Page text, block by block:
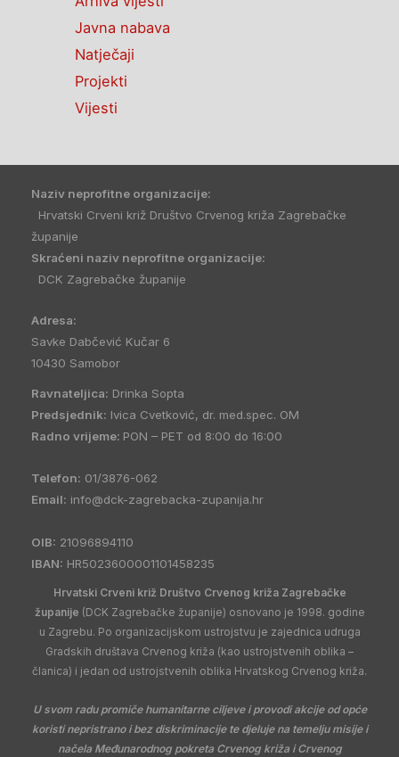
Javna nabava
Natječaji
Projekti
Vijesti
Naziv neprofitne organizacije:
Hrvatski Crveni križ Društvo Crvenog križa Zagrebačke
županije
Skraćeni naziv neprofitne organizacije:
DCK Zagrebačke županije
Adresa:
Savke Dabčević Kučar 6
10430 Samobor
Ravnateljica: Drinka Sopta
Predsjednik: Ivica Cvetković, dr. med.spec. OM
Radno vrijeme: PON – PET od 8:00 do 16:00
Telefon: 01/3876-062
Email: info@dck-zagrebacka-zupanija.hr
OIB: 21096894110
IBAN: HR5023600001101458235
Hrvatski Crveni križ Društvo Crvenog križa Zagrebačke
županije (DCK Zagrebačke županije) osnovano je 1998. godine
u Zagrebu. Po organizacijskom ustrojstvu je zajednica udruga
Gradskih društava Crvenog križa (kao ustrojstvenih oblika –
članica) i jedan od ustrojstvenih oblika Hrvatskog Crvenog križa.
U svom radu promiče humanitarne ciljeve i provodi akcije od opće
koristi nepristrano i bez diskriminacije te djeluje na temelju misije i
načela Međunarodnog pokreta Crvenog križa i Crvenog